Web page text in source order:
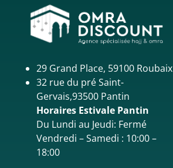
29 Grand Place, 59100 Roubaix
32 rue du pré Saint-
Gervais,93500 Pantin
Horaires Estivale Pantin
Du Lundi au Jeudi: Fermé
Vendredi – Samedi : 10:00 –
18:00